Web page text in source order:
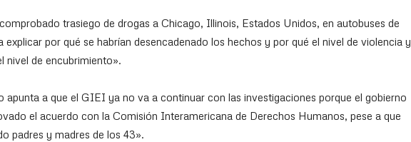
trasiego de drogas a Chicago, Illinois, Estados Unidos, en autobuses de
explicar por qué se habrían desencadenado los hechos y por qué el nivel de violencia y
nivel de encubrimiento».
apunta a que el GIEI ya no va a continuar con las investigaciones porque el gobierno
el acuerdo con la Comisión Interamericana de Derechos Humanos, pese a que
padres y madres de los 43».